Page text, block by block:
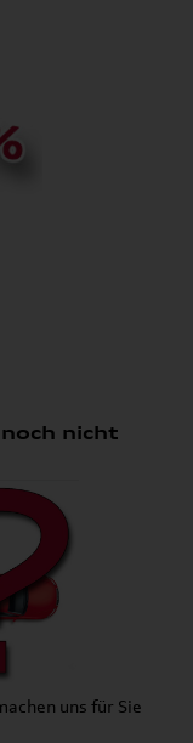
nicht
uns für Sie